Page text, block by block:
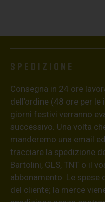
Spedizione
Consegna in 24 ore
dell’ordine (48 ore per
giorni festivi verranno
successivo. Una volta
manderemo una email
tracciare la spedizione
Bartolini, GLS, TNT o il
abbonamento. Le spese
del cliente; la merce